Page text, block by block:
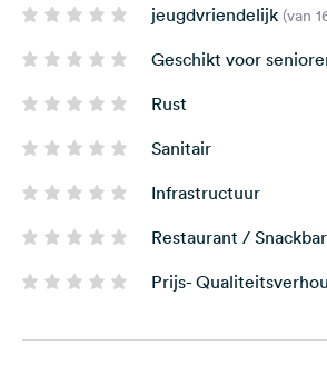
jeugdvriendelijk (van
Geschikt voor
Rust
Sanitair
Infrastructuur
Restaurant / Snackbar
Prijs-